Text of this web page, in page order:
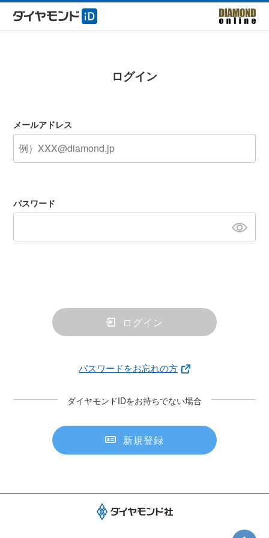
ログイン
メールアドレス
パスワード
ログイン
パスワードをお忘れの方
ダイヤモンドIDをお持ちでない場合
新規登録